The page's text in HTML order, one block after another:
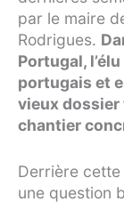
par le maire
Rodrigues.
Portugal,
portugais et
vieux
chantier
Derrière
une question